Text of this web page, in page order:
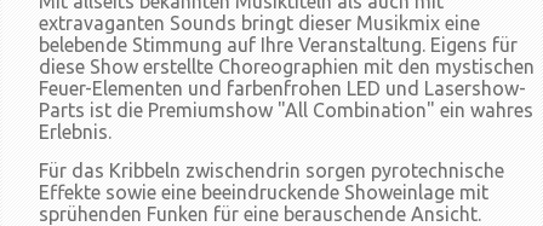
extravaganten Sounds bringt dieser Musikmix eine
belebende Stimmung auf Ihre Veranstaltung. Eigens für
diese Show erstellte Choreographien mit den mystischen
Feuer-Elementen und farbenfrohen LED und Lasershow-
Parts ist die Premiumshow "All Combination" ein wahres
Erlebnis.
Für das Kribbeln zwischendrin sorgen pyrotechnische
Effekte sowie eine beeindruckende Showeinlage mit
sprühenden Funken für eine berauschende Ansicht.